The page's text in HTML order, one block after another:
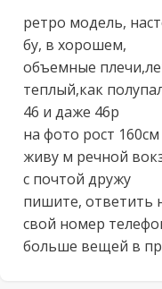
ретро модель,
бу, в хорошем,
объемные
теплый,как
46 и даже 46р
на фото рост 160см
живу м речной
с почтой дружу
пишите, ответить
свой номер
больше вещей в